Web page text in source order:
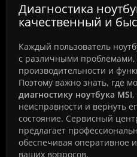
Диагностика
качественный и
Каждый пользователь
с различными
производительности и
Поэтому важно знать, где
диагностику ноутбука MSI
неисправности и вернуть
состояние. Сервисный
предлагает
обеспечивая оперативное
ваших вопросов.